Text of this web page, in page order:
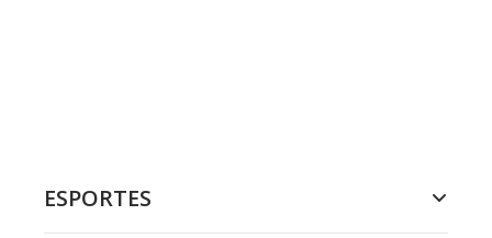
ESPORTES